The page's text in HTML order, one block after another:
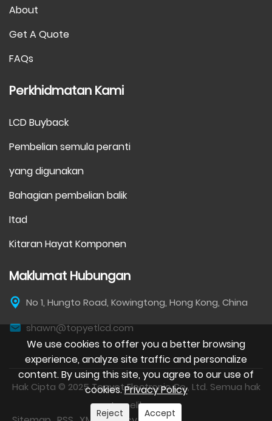
About
Get A Quote
FAQs
Perkhidmatan Kami
LCD Buyback
Pembelian semula peranti
yang digunakan
Bahagian pembelian balik
Itad
Kitaran Hayat Komponen
Maklumat Hubungan
No 1, Hungto Road, Kowingtong, Hong Kong, China
shawn@topyetlcd.com
Hak Cipta © 2025 Topyet Electronic Co., Ltd. Semua hak
terpelihara.
We use cookies to offer you a better browsing
experience, analyze site traffic and personalize
content. By using this site, you agree to our use of
cookies.Privacy Policy
Reject Accept